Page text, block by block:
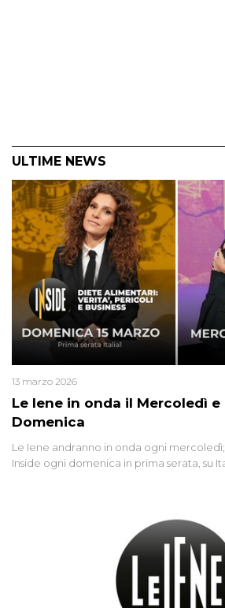
ULTIME NEWS
Le Iene in onda il Mercoledì e
Domenica
13 marzo 2026
Le Iene andranno in onda ogni
Inside ogni domenica in prima serata, su